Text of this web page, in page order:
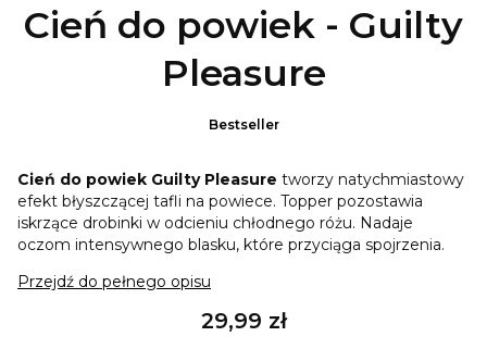
Cień do powiek - Guilty
Pleasure
Bestseller
Cień do powiek Guilty Pleasure tworzy natychmiastowy
efekt błyszczącej tafli na powiece. Topper pozostawia
iskrzące drobinki w odcieniu chłodnego różu. Nadaje
oczom intensywnego blasku, które przyciąga spojrzenia.
Przejdź do pełnego opisu
Cena
29,99 zł